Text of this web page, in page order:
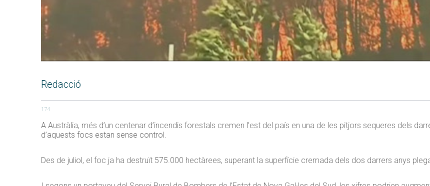
Redacció
174
A Austràlia, més d’un centenar d’incendis forestals cremen l’est del país en una de les pitjors sequeres dels
d’aquests focs estan sense control.
Des de juliol, el foc ja ha destruït 575.000 hectàrees, superant la superfície cremada dels dos darrers anys